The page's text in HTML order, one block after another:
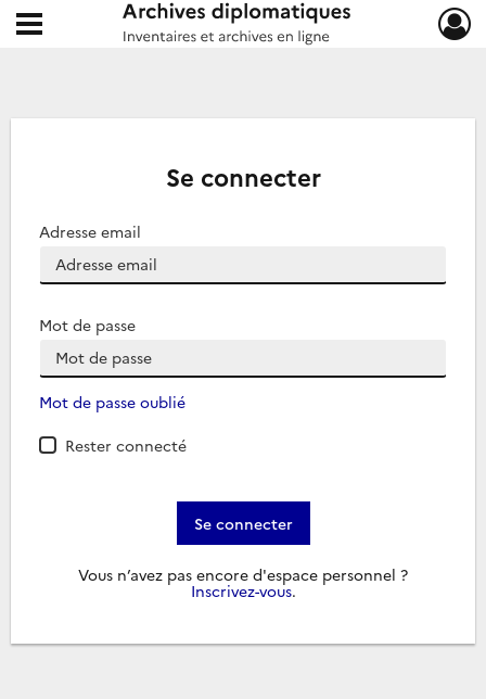
Archives diplomatiques
Ouvrir le menu déroulant
Se connecter
Adresse email
Mot de passe
Mot de passe oublié
Rester connecté
Se connecter
Vous n’avez pas encore d'espace personnel ?
Inscrivez-vous.